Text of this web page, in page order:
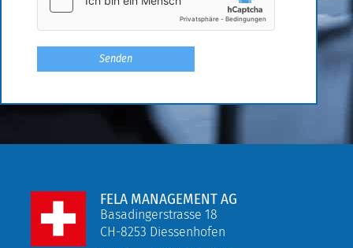
FELA MANAGEMENT AG
Basadingerstrasse 18
CH-8253 Diessenhofen